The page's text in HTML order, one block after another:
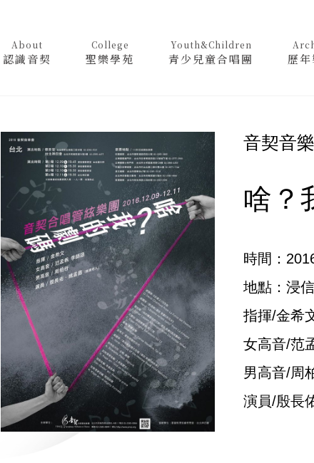
About
認識音契
College
聖樂學苑
Youth&Children
青少兒童合唱團 歷
音契音
啥？
時間：
地點：浸
指揮/金希
女高音/范
男高音/周
演員/殷長